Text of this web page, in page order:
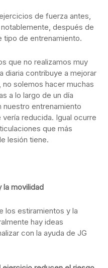
de fuerza antes,
después de
tipo de entrenamiento.
que no realizamos muy
diaria contribuye a mejorar
solemos hacer muchas
a lo largo de un día
nuestro entrenamiento
reducida. Igual ocurre
que más
lesión tiene.
la movilidad
los estiramientos y la
hay ideas
con la ayuda de JG